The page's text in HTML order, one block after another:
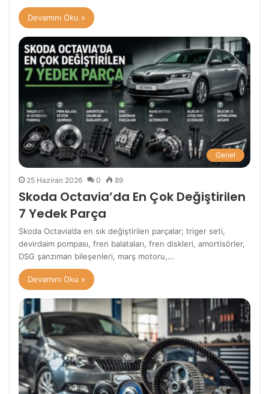
Devamını Oku »
Genel
25 Haziran 2026 0 89
Skoda Octavia’da En Çok Değiştirilen
7 Yedek Parça
Skoda Octavia’da en sık değiştirilen parçalar; triger seti,
devirdaim pompası, fren balataları, fren diskleri, amortisörler,
DSG şanzıman bileşenleri, marş motoru,…
Devamını Oku »